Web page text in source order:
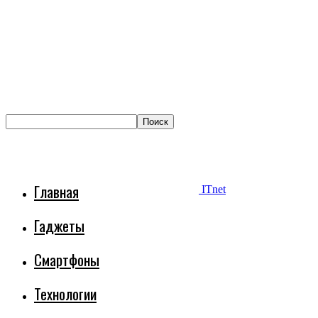
ITnet
Главная
Гаджеты
Смартфоны
Технологии